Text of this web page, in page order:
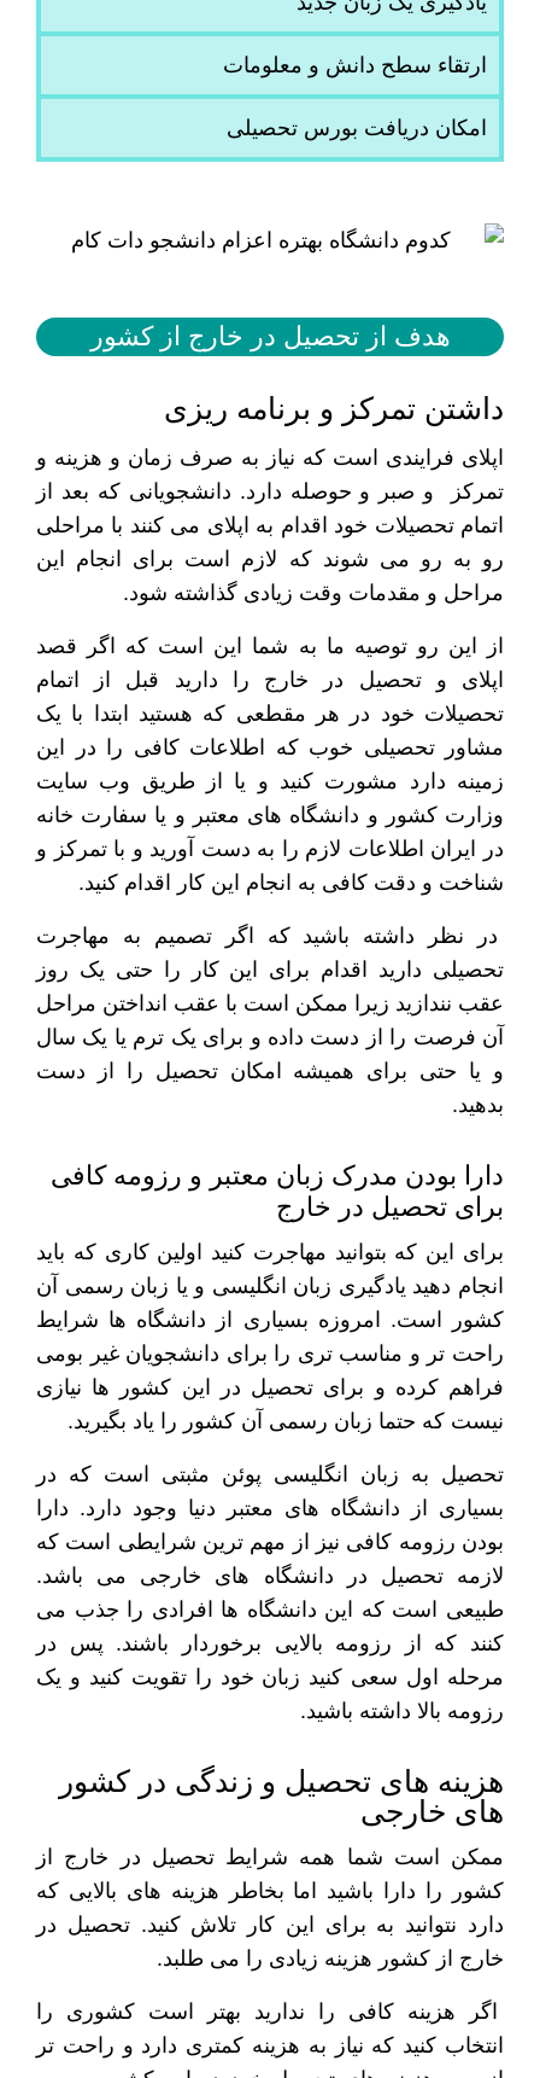
ارتقاء سطح دانش و معلومات
امکان دریافت بورس تحصیلی
هدف از تحصیل در خارج از کشور
داشتن تمرکز و برنامه ریزی
اپلای فرایندی است که نیاز به صرف زمان و هزینه و
تمرکز و صبر و حوصله دارد. دانشجویانی که بعد از
اتمام تحصیلات خود اقدام به اپلای می کنند با مراحلی
رو به رو می شوند که لازم است برای انجام این
مراحل و مقدمات وقت زیادی گذاشته شود.
از این رو توصیه ما به شما این است که اگر قصد
اپلای و تحصیل در خارج را دارید قبل از اتمام
تحصیلات خود در هر مقطعی که هستید ابتدا با یک
مشاور تحصیلی خوب که اطلاعات کافی را در این
زمینه دارد مشورت کنید و یا از طریق وب سایت
وزارت کشور و دانشگاه های معتبر و یا سفارت خانه
در ایران اطلاعات لازم را به دست آورید و با تمرکز و
شناخت و دقت کافی به انجام این کار اقدام کنید.
در نظر داشته باشید که اگر تصمیم به مهاجرت
تحصیلی دارید اقدام برای این کار را حتی یک روز
عقب نندازید زیرا ممکن است با عقب انداختن مراحل
آن فرصت را از دست داده و برای یک ترم یا یک سال
و یا حتی برای همیشه امکان تحصیل را از دست
بدهید.
دارا بودن مدرک زبان معتبر و رزومه کافی
برای تحصیل در خارج
برای این که بتوانید مهاجرت کنید اولین کاری که باید
انجام دهید یادگیری زبان انگلیسی و یا زبان رسمی آن
کشور است. امروزه بسیاری از دانشگاه ها شرایط
راحت تر و مناسب تری را برای دانشجویان غیر بومی
فراهم کرده و برای تحصیل در این کشور ها نیازی
نیست که حتما زبان رسمی آن کشور را یاد بگیرید.
تحصیل به زبان انگلیسی پوئن مثبتی است که در
بسیاری از دانشگاه های معتبر دنیا وجود دارد. دارا
بودن رزومه کافی نیز از مهم ترین شرایطی است که
لازمه تحصیل در دانشگاه های خارجی می باشد.
طبیعی است که این دانشگاه ها افرادی را جذب می
کنند که از رزومه بالایی برخوردار باشند. پس در
مرحله اول سعی کنید زبان خود را تقویت کنید و یک
رزومه بالا داشته باشید.
هزینه های تحصیل و زندگی در کشور
های خارجی
ممکن است شما همه شرایط تحصیل در خارج از
کشور را دارا باشید اما بخاطر هزینه های بالایی که
دارد نتوانید به برای این کار تلاش کنید. تحصیل در
خارج از کشور هزینه زیادی را می طلبد.
اگر هزینه کافی را ندارید بهتر است کشوری را
انتخاب کنید که نیاز به هزینه کمتری دارد و راحت تر